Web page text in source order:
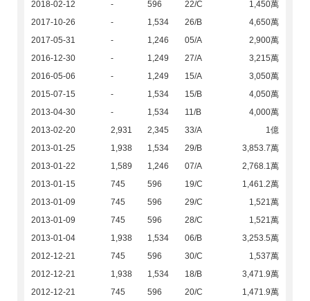
2018-02-12 - 596 22/C
1,450萬
2017-10-26
- 1,534 26/B
4,650萬
2017-05-31
- 1,246 05/A
2,900萬
2016-12-30
- 1,249 27/A
3,215萬
2016-05-06
- 1,249 15/A
3,050萬
2015-07-15
- 1,534 15/B
4,050萬
2013-04-30
- 1,534 11/B
4,000萬
2013-02-20
2,931 2,345 33/A
1億
2013-01-25
1,938 1,534 29/B
3,853.7萬
2013-01-22
1,589 1,246 07/A
2,768.1萬
2013-01-15
745 596 19/C
1,461.2萬
2013-01-09
745 596 29/C
1,521萬
2013-01-09
745 596 28/C
1,521萬
2013-01-04
1,938 1,534 06/B
3,253.5萬
2012-12-21
745 596 30/C
1,537萬
2012-12-21
1,938 1,534 18/B
3,471.9萬
2012-12-21
745 596 20/C
1,471.9萬